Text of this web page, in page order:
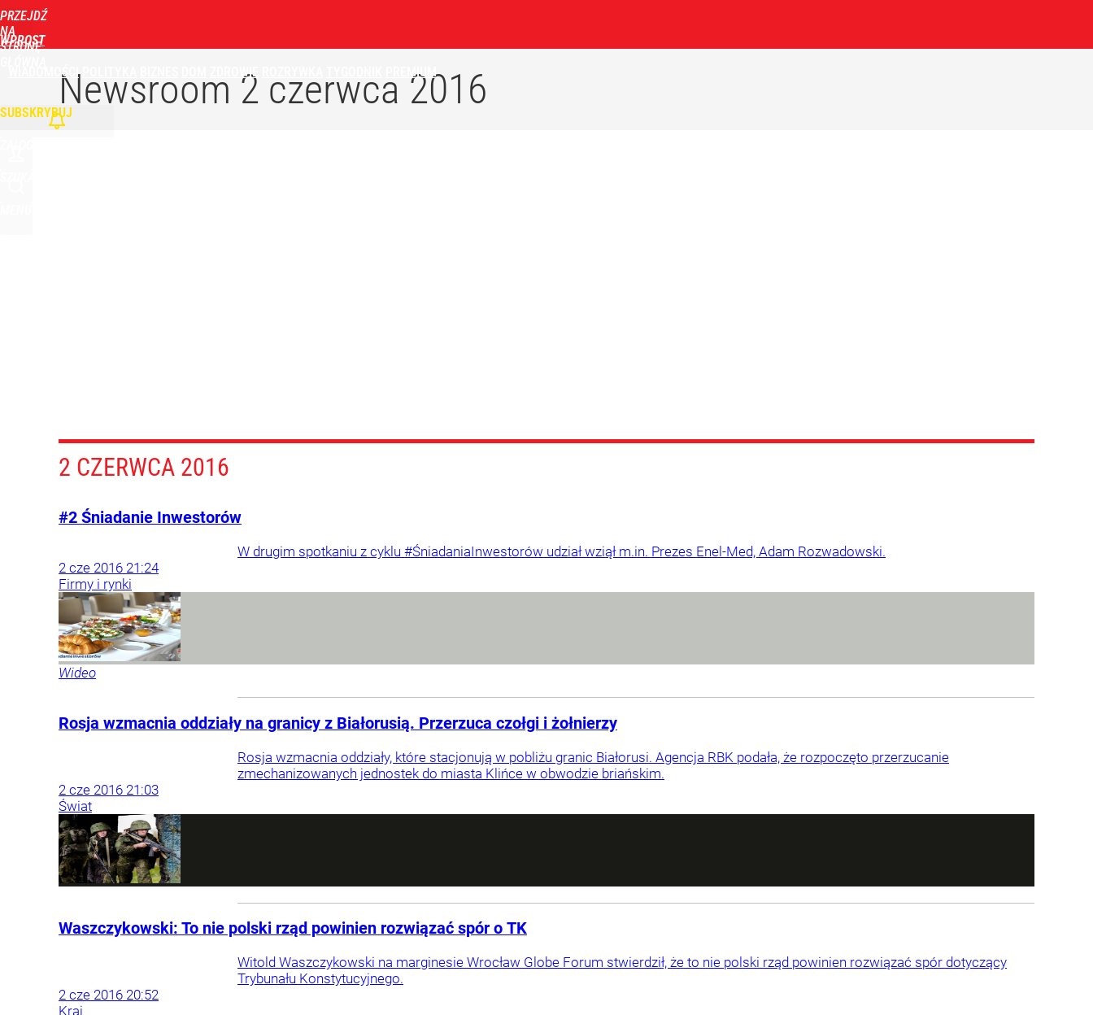
PRZEJDŹ
NA
STRONĘ
WPROST
WIADOMOŚCI ZDROWIE PREMIUM
SUBSKRYBUJNewsroom 2 czerwca 2016
2 CZERWCA 2016
#2 Śniadanie Inwestorów
W drugim spotkaniu z cyklu #ŚniadaniaInwestorów udział wziął m.in. Prezes Enel-Med, Adam Rozwadowski.
2 cze 2016 21:24
Firmy i rynki
Wideo
Rosja wzmacnia oddziały na granicy z Białorusią. Przerzuca czołgi i żołnierzy
Rosja wzmacnia oddziały, które stacjonują w pobliżu granic Białorusi. Agencja RBK podała, że rozpoczęto przerzucanie
zmechanizowanych jednostek do miasta Klińce w obwodzie briańskim.
2 cze 2016 21:03
Świat
Waszczykowski: To nie polski rząd powinien rozwiązać spór o TK
Witold Waszczykowski na marginesie Wrocław Globe Forum stwierdził, że to nie polski rząd powinien rozwiązać spór dotyczący
Trybunału Konstytucyjnego.
2 cze 2016 20:52
Kraj